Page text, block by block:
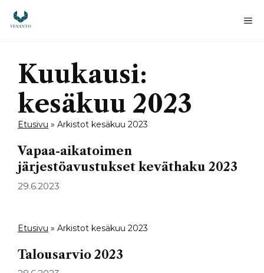
sisältöön
Kuukausi:
kesäkuu 2023
Etusivu » Arkistot kesäkuu 2023
Vapaa-aikatoimen
järjestöavustukset keväthaku 2023
29.6.2023
Etusivu » Arkistot kesäkuu 2023
Talousarvio 2023